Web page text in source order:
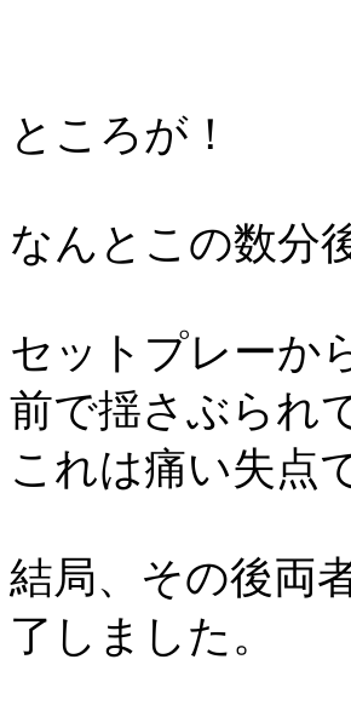
ところが！
なんとこの数分
セットプレーか
前で揺さぶられ
これは痛い失点
結局、その後両
了しました。